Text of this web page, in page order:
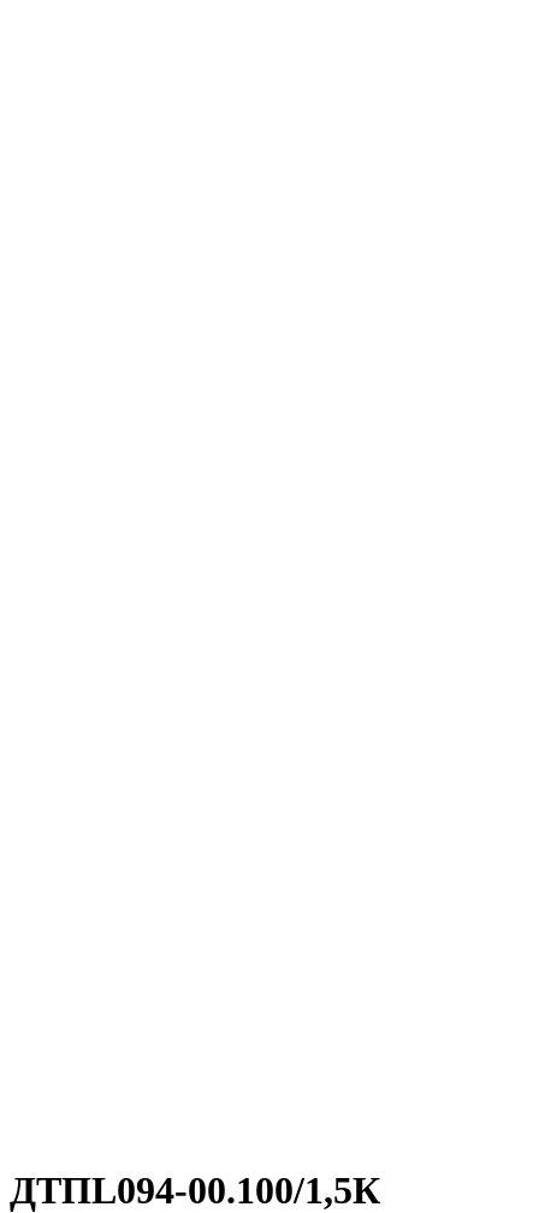
ДТПL094-00.100/1,5К